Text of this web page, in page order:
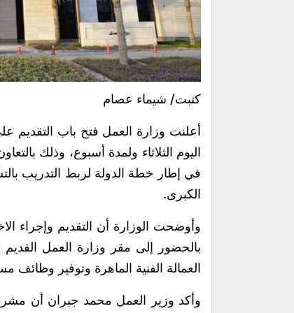
كتبت/ شيماء عصام
أعلنت وزارة العمل فتح باب التقديم
اليوم الثلاثاء ولمدة أسبوع، وذلك
في إطار خطة الدولة لربط التدريب
الكبرى.
وأوضحت الوزارة أن التقديم وإجراء
بالحضور إلى مقر وزارة العمل
العمالة الفنية الماهرة وتوفير وظائف
وأكد وزير العمل محمد جبران أن